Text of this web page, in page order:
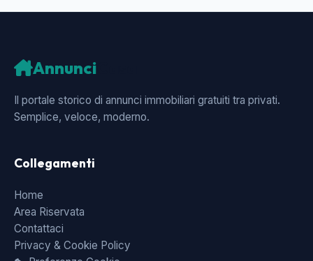
Annunci
Il portale storico di annunci immobiliari gratuiti tra privati.
Semplice, veloce, moderno.
Collegamenti
Home
Area Riservata
Contattaci
Privacy & Cookie Policy